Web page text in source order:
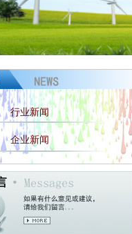
行业新闻
企业新闻